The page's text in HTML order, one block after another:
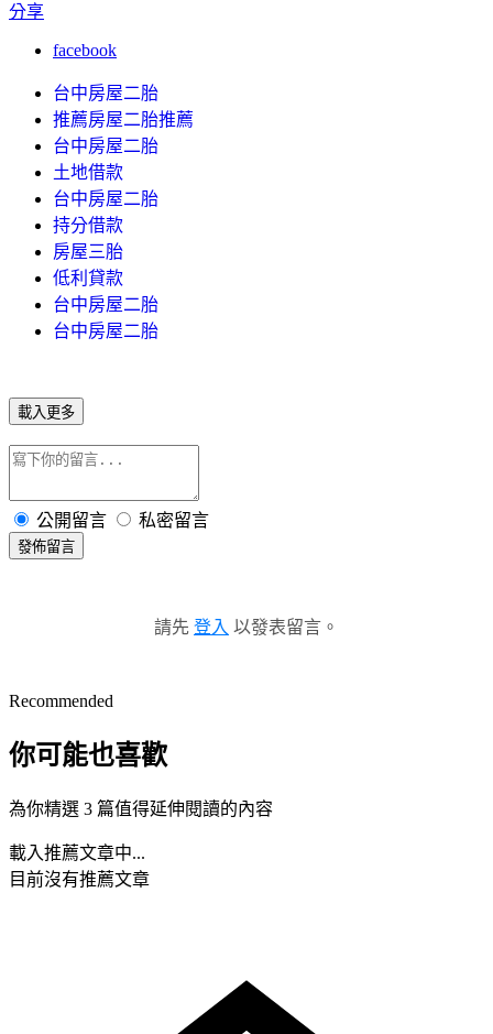
分享
facebook
台中房屋二胎
推薦房屋二胎推薦
台中房屋二胎
土地借款
台中房屋二胎
持分借款
房屋三胎
低利貸款
台中房屋二胎
台中房屋二胎
載入更多
公開留言 私密留言
發佈留言
請先 登入 以發表留言。
Recommended
你可能也喜歡
為你精選 3 篇值得延伸閱讀的內容
載入推薦文章中...
目前沒有推薦文章